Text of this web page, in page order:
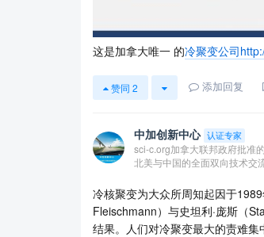
这是加拿大唯一 的冷聚变公司
赞同 2 添加回复
中加创新中心 认证专家
sci-c.org加拿大联邦政府批准
北美与中国的全面双向技术交
冷核聚变为大众所周知起因于
Fleischmann）与史坦利·庞斯（
结果。人们对冷聚变最大的责难集